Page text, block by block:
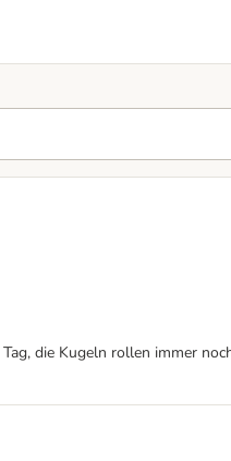
die Kugeln rollen immer